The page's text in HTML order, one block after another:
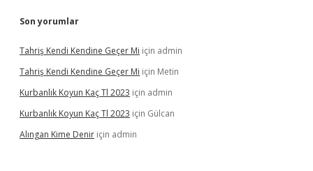
Son yorumlar
Tahriş Kendi Kendine Geçer Mi için admin
Tahriş Kendi Kendine Geçer Mi için Metin
Kurbanlık Koyun Kaç Tl 2023 için admin
Kurbanlık Koyun Kaç Tl 2023 için Gülcan
Alıngan Kime Denir için admin